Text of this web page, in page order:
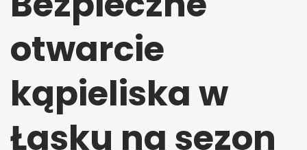
otwarcie
kąpieliska w
Łasku na sezon